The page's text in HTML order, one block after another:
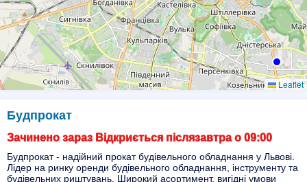
Leaflet
Будпрокат
Зачинено зараз Відкриється післязавтра о 09:00
Будпрокат - надійний прокат будівельного обладнання у Львові.
Лідер на ринку оренди будівельного обладнання, інструменту та
будівельних риштувань. Широкий асортимент, вигідні умови